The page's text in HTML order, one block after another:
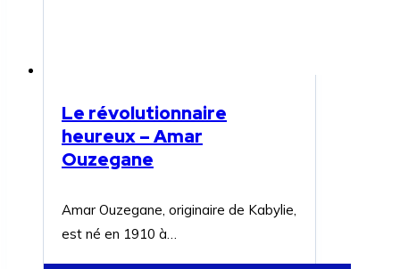
Le révolutionnaire
heureux – Amar
Ouzegane
Amar Ouzegane, originaire de Kabylie,
est né en 1910 à…